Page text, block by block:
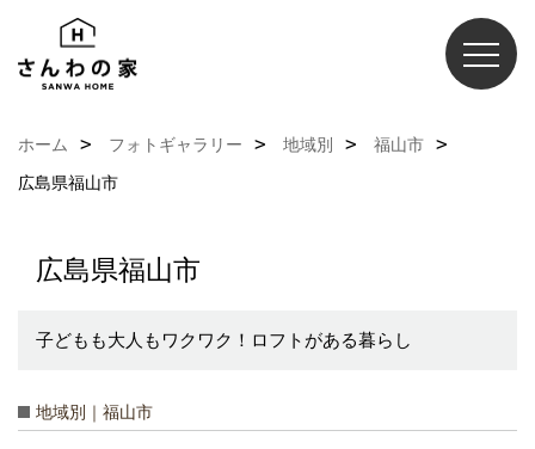
ホーム フォトギャラリー 地域別
福山市
広島県福山市
広島県福山市
子どもも大人もワクワク！ロフトがある暮らし
地域別｜福山市